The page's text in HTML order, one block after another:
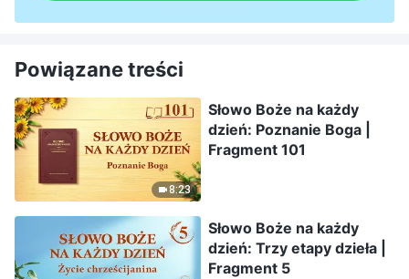
Powiązane treści
8:23
Słowo Boże na każdy
dzień: Poznanie Boga |
Fragment 101
Słowo Boże na każdy
dzień: Trzy etapy dzieła |
Fragment 5